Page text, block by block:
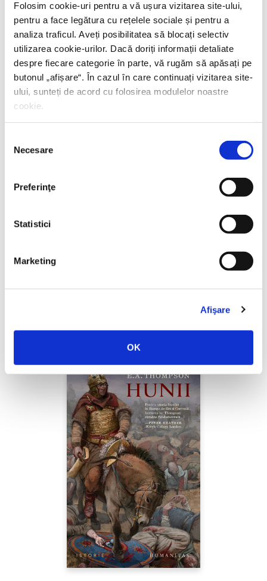
Folosim cookie-uri pentru a vă ușura vizitarea site-ului,
pentru a face legătura cu rețelele sociale și pentru a
analiza traficul. Aveți posibilitatea să blocați selectiv
utilizarea cookie-urilor. Dacă doriți informații detaliate
despre fiecare categorie în parte, vă rugăm să apăsați pe
butonul „ afișare“. În cazul în care continuați vizitarea site-
ului, sunteți de acord cu folosirea modulelor noastre
cookie.
consimțământului
Necesare
Preferinţe
Statistici
Marketing
Afişare
OK
PREȚ 71.99 RON
Thierry Wolton,Lumea noastră orwelliană